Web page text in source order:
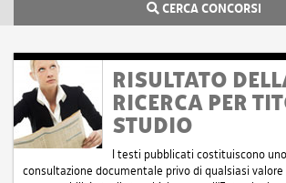
CERCA CONCORSI
RISULTATO
RICERCA PER
STUDIO
I testi pubblicati costituiscono
consultazione documentale privo di qualsiasi valore